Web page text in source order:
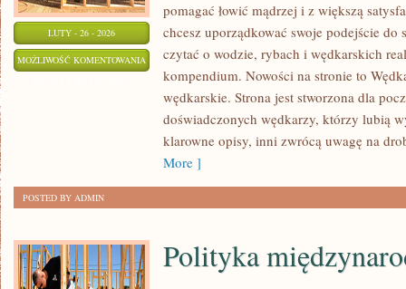
LUTY - 26 - 2026
MOŻLIWOŚĆ KOMENTOWANIA WYDARZENIA
ZAWODY
WĘDKARSKIE
pomagać łowić mądrzej i z większą
chcesz uporządkować swoje podejście
czytać o wodzie, rybach i wędkarskich
kompendium. Nowości na stronie to
wędkarskie. Strona jest stworzona dla
doświadczonych wędkarzy, którzy lubią
klarowne opisy, inni zwrócą uwagę na
More ]
POSTED BY ADMIN
Polityka